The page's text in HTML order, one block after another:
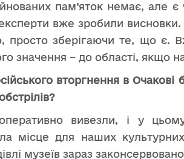
пам’яток немає, але
вже зробили
зберігаючи те, що є.
значення – до області, якщо
вторгнення в Очакові
вивезли, і у цьому
місце для наших
музеїв зараз